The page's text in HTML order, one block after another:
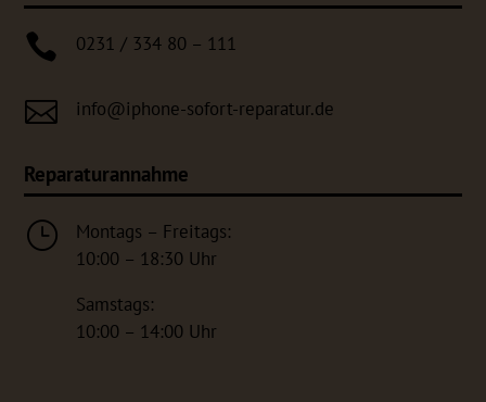
 0231 / 334 80 – 111
 info@iphone-sofort-reparatur.de
Reparaturannahme
}
Montags – Freitags:
10:00 – 18:30 Uhr
Samstags:
10:00 – 14:00 Uhr